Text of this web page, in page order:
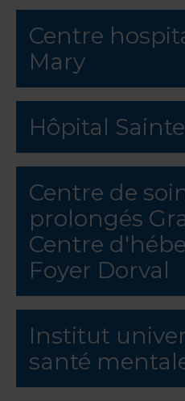
Centre
Mary
Hôpital
Centre de
prolongés
Centre
Foyer Dorval
Institut
santé